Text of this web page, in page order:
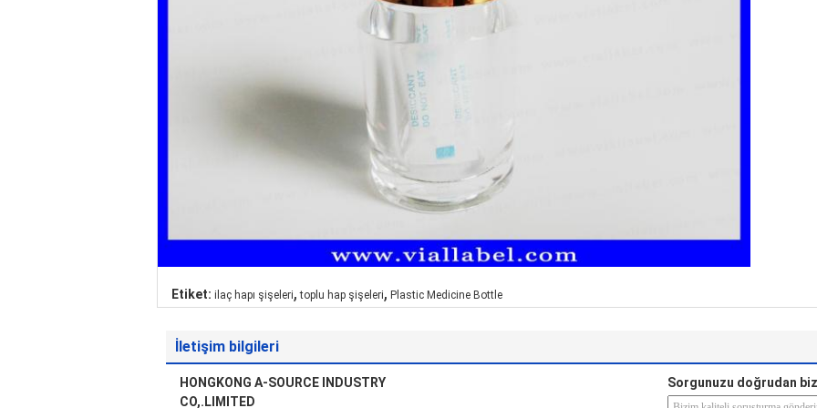
Etiket: ilaç hapı şişeleri, toplu hap şişeleri, Plastic Medicine Bottle
İletişim bilgileri
HONGKONG A-SOURCE INDUSTRY
CO,.LIMITED
Sorgunuzu doğrudan